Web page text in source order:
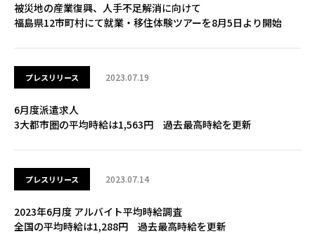
被災地の産業復興、人手不足解消に向けて
福島県12市町村にて就業・移住体験ツアーを8月5日より開始
プレスリリース 2023.07.19
6月度派遣求人
3大都市圏の平均時給は1,563円 過去最高時給を更新
プレスリリース 2023.07.14
2023年6月度 アルバイト平均時給調査
全国の平均時給は1,288円 過去最高時給を更新